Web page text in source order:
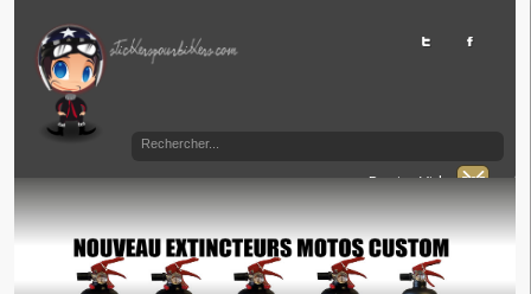
Panier Vide